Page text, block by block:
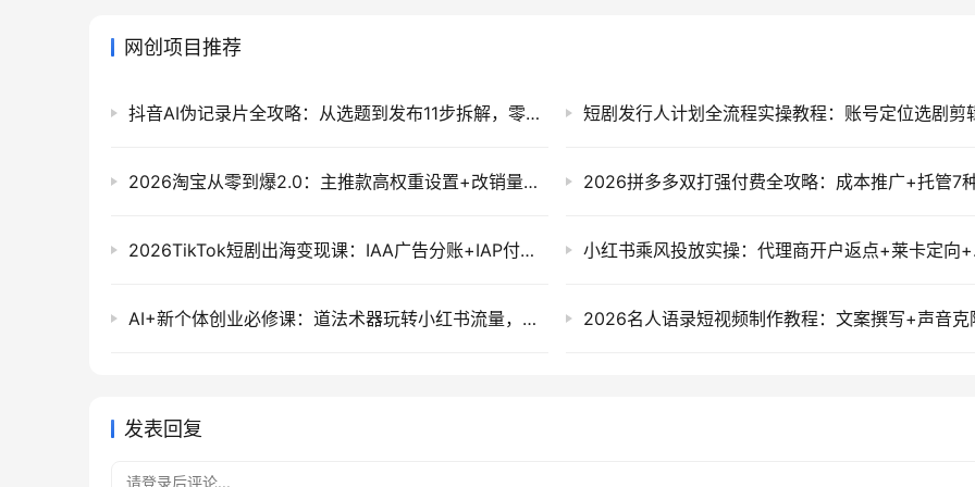
网创项目推荐
抖音AI伪记录片全攻略：从选题到发布11步拆解，零基础做出高流量真实感内容
2026淘宝从零到爆2.0：主推款高权重设置+改销量秒单快速破零起量
2026TikTok短剧出海变现课：IAA广告分账+IAP付费双模式，账号搭建回款全流程 小红
AI+新个体创业必修课：道法术器玩转小红书流量，AI智能体低成本打造个人变现小生意
发表回复
请登录后评论...